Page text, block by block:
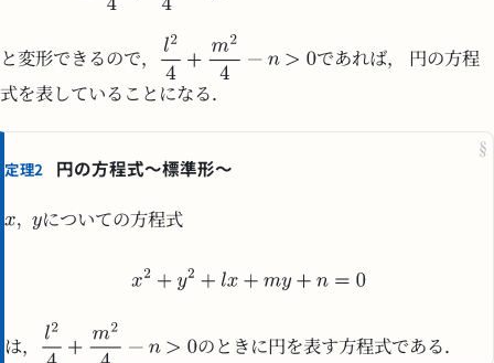
と変形できるので，
であれば， 円の方程
式を表していることになる．
§
定理2 円の方程式〜標準形〜
についての方程式
は， のときに円を表す方程式である．